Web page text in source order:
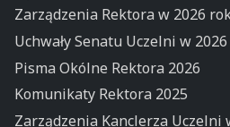
Zarządzenia Rektora w 2026
Uchwały Senatu Uczelni w
Pisma Okólne Rektora 2026
Komunikaty Rektora 2025
Zarządzenia Kanclerza Uczelni